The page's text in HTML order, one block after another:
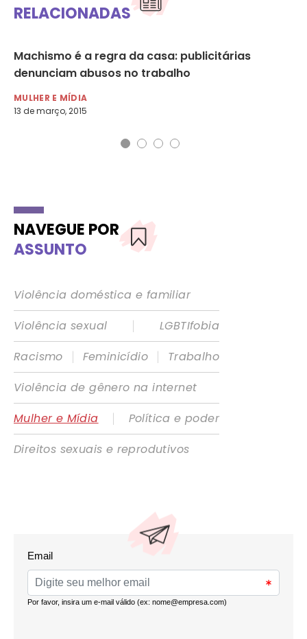
RELACIONADAS
Machismo é a regra da casa: publicitárias
denunciam abusos no trabalho
MULHER E MÍDIA
13 de março, 2015
NAVEGUE POR
ASSUNTO
Violência doméstica e familiar
Violência sexual
|
LGBTIfobia
Racismo
| Feminicídio |
Trabalho
Violência de gênero na internet
Mulher e Mídia
|
Política e poder
Direitos sexuais e reprodutivos